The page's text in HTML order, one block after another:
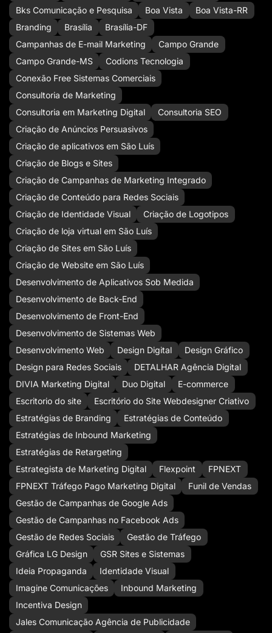
Bks Comunicação e Pesquisa Boa Vista
Boa Vista-RR
Branding
Brasília
Brasília-DF
Campanhas de E-mail Marketing
Campo Grande
Campo Grande-MS
Codions Tecnologia
Conexão Free Sistemas Comerciais
Consultoria de Marketing
Consultoria em Marketing Digital
Consultoria SEO
Criação de Anúncios Persuasivos
Criação de aplicativos em São Luís
Criação de Blogs e Sites
Criação de Campanhas de Marketing Integrado
Criação de Conteúdo para Redes Sociais
Criação de Identidade Visual
Criação de Logotipos
Criação de loja virtual em São Luís
Criação de Sites em São Luís
Criação de Website em São Luís
Desenvolvimento de Aplicativos Sob Medida
Desenvolvimento de Back-End
Desenvolvimento de Front-End
Desenvolvimento de Sistemas Web
Desenvolvimento Web
Design Digital
Design Gráfico
Design para Redes Sociais
DETALHAR Agência Digital
DIVIA Marketing Digital
Duo Digital
E-commerce
Escritorio do site
Escritório do Site Webdesigner Criativo
Estratégias de Branding
Estratégias de Conteúdo
Estratégias de Inbound Marketing
Estratégias de Retargeting
Estrategista de Marketing Digital
Flexpoint
FPNEXT
FPNEXT Tráfego Pago Marketing Digital
Funil de Vendas
Gestão de Campanhas de Google Ads
Gestão de Campanhas no Facebook Ads
Gestão de Redes Sociais
Gestão de Tráfego
Gráfica LG Design
GSR Sites e Sistemas
Ideia Propaganda
Identidade Visual
Imagine Comunicações
Inbound Marketing
Incentiva Design
Jales Comunicação Agência de Publicidade